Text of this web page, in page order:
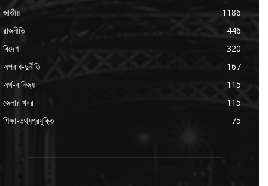
জাতীয়
1186
রাজনীতি
446
বিদেশ
320
অপরাধ-দুর্নীতি
167
অর্থ-বানিজ্য
115
জেলার খবর
115
শিক্ষা-তথ্যপ্রযুক্তি
75